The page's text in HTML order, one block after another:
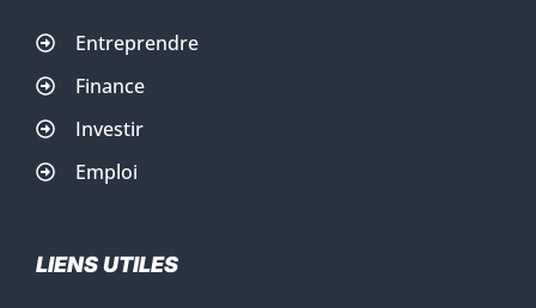
Entreprendre
Finance
Investir
Emploi
LIENS UTILES